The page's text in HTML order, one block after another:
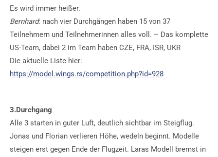
Es wird immer heißer.
Bernhard: nach vier Durchgängen haben 15 von 37
Teilnehmern und Teilnehmerinnen alles voll. – Das komplette
US-Team, dabei 2 im Team haben CZE, FRA, ISR, UKR
Die aktuelle Liste hier:
https://model.wings.rs/competition.php?id=928
3.Durchgang
Alle 3 starten in guter Luft, deutlich sichtbar im Steigflug.
Jonas und Florian verlieren Höhe, wedeln beginnt. Modelle
steigen erst gegen Ende der Flugzeit. Laras Modell bremst in